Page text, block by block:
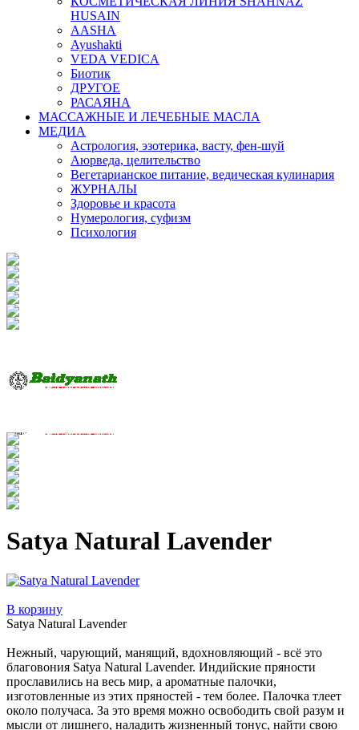
HUSAIN
AASHA
Ayushakti
VEDA VEDICA
Биотик
ДРУГОЕ
РАСАЯНА
МАССАЖНЫЕ И ЛЕЧЕБНЫЕ МАСЛА
МЕДИА
Астрология, эзотерика, васту, фен-шуй
Аюрведа, целительство
Вегетарианское питание, ведическая кулинария
ЖУРНАЛЫ
Здоровье и красота
Нумерология, суфизм
Психология
Satya Natural Lavender
В корзину
Satya Natural Lavender
Нежный, чарующий, манящий, вдохновляющий - всё это
благовония Satya Natural Lavender. Индийские пряности
прославились на весь мир, а ароматные палочки,
изготовленные из этих пряностей - тем более. Палочка тлеет
около получаса. За это время можно освободить свой разум и
мысли от лишнего, наладить жизненный тонус, найти свою